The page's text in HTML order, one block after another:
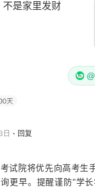
不是家里发财
日 回复
试院将优先向高考生
更早。提醒谨防"学